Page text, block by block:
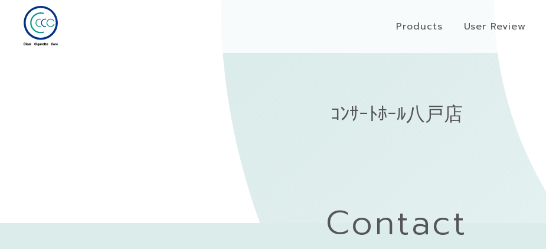
Products User Review
ｺﾝｻｰﾄﾎｰﾙ八戸店
Contact